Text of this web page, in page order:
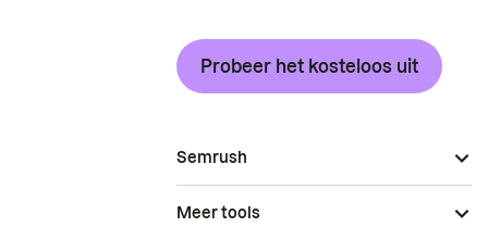
Probeer het kosteloos uit
Semrush
Meer tools